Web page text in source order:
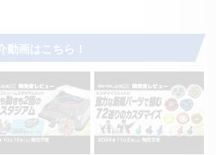
動画はこちら！